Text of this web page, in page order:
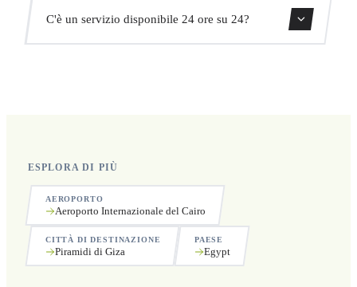
Sì, puoi cancellare gratuitamente fino a 24 ore prima del
ritiro.
C'è un servizio disponibile 24 ore su 24?
ESPLORA DI PIÙ
AEROPORTO
Aeroporto Internazionale del Cairo
CITTÀ DI DESTINAZIONE
Piramidi di Giza
PAESE
Egypt